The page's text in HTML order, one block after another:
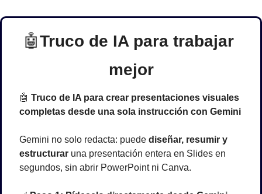
🤖Truco de IA para trabajar
mejor
🤖 Truco de IA para crear presentaciones visuales
completas desde una sola instrucción con Gemini
Gemini no solo redacta: puede diseñar, resumir y
estructurar una presentación entera en Slides en
segundos, sin abrir PowerPoint ni Canva.